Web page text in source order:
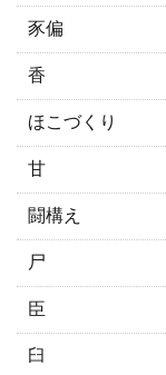
豕偏
香
ほこづくり
甘
闘構え
尸
臣
臼